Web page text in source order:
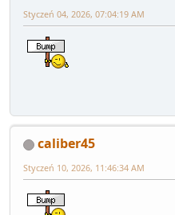
Styczeń 04, 2026, 07:04:19 AM
caliber45
Styczeń 10, 2026, 11:46:34 AM